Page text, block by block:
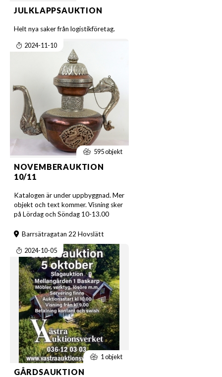
JULKLAPPSAUKTION
Helt nya saker från logistikföretag.
2024-11-10
595 objekt
NOVEMBERAUKTION
10/11
Katalogen är under uppbyggnad. Mer
objekt och text kommer. Visning sker
på Lördag och Söndag 10-13.00
Barrsätragatan 22 Hovslätt
2024-10-05
1 objekt
GÅRDSAUKTION